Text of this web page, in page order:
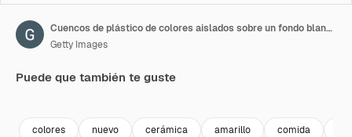
Cuencos de plástico de colores aislados sobre un fondo blanco,
Getty Images
Puede que también te guste
colores nuevo cerámica amarillo comida